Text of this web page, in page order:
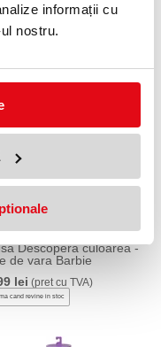
informații cu
nostru.
Descopera culoarea -
lei(pret cu TVA)
Descopera culoarea -
de vara Barbie
lei (pret cu TVA)
cand revine in stoc